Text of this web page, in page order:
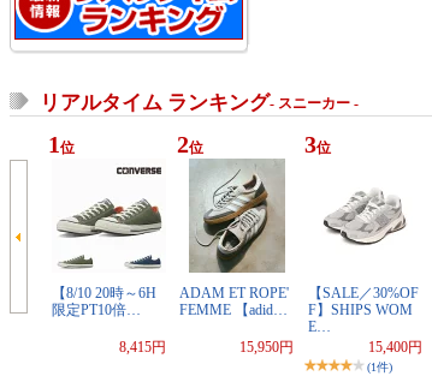
リアルタイム ランキング- スニーカー -
1 位
【8/10 20時～6H
限定PT10倍…
8,415円
2位
ADAM ET ROPE'
FEMME 【adid…
15,950円
3位
【SALE／30%OF
F】SHIPS WOM
E…
15,400円
(1件)